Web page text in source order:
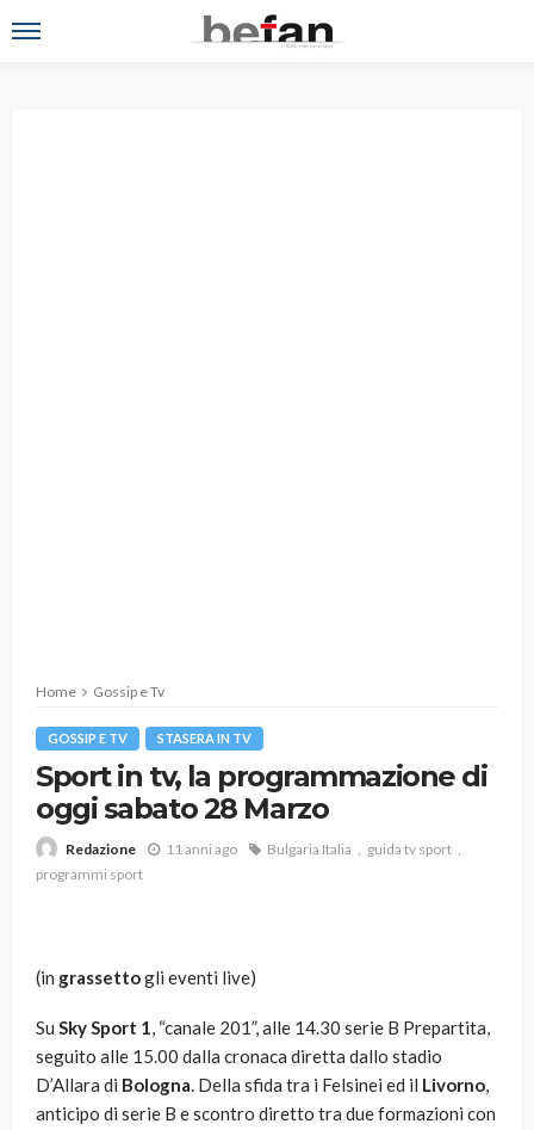
Home Gossip e Tv
GOSSIP E TV STASERA IN TV
Sport in tv, la programmazione di
oggi sabato 28 Marzo
Redazione 11 anni ago Bulgaria Italia
guida tv sport
programmi sport
(in grassettogli eventi live)
Su Sky Sport 1, “canale 201”, alle 14.30 serie B Prepartita,
seguito alle 15.00 dalla cronaca diretta dallo stadio
D’Allara di Bologna. Della sfida tra i Felsinei ed il Livorno,
anticipo di serie B e scontro diretto tra due formazioni con